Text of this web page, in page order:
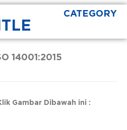
CATEGORY
14001:2015
Gambar Dibawah ini :